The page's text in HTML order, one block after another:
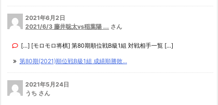
2021年6月2日
2021/6/3 藤井聡太vs稲葉陽 ... さん
[…] [モロモロ将棋] 第80期順位戦B級1組 対戦相手一覧 […]
第80期(2021)順位戦B級1組 成績順勝敗...
2021年5月24日
うち さん